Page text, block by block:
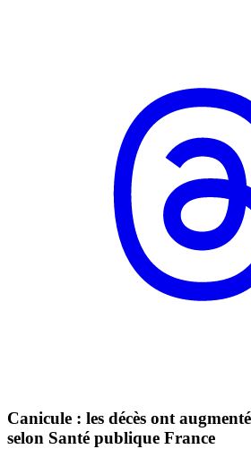
Canicule : les décès ont
selon Santé publique France